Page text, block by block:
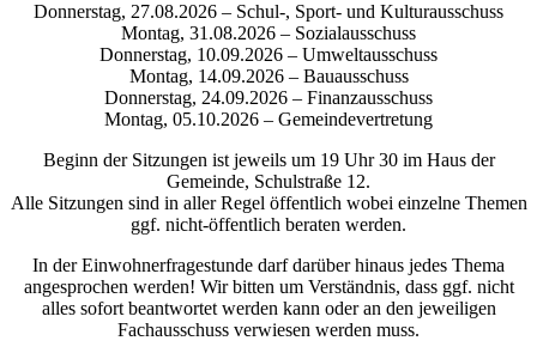
Donnerstag, 27.08.2026 – Schul-, Sport- und Kulturausschuss
Montag, 31.08.2026 – Sozialausschuss
Donnerstag, 10.09.2026 – Umweltausschuss
Montag, 14.09.2026 – Bauausschuss
Donnerstag, 24.09.2026 – Finanzausschuss
Montag, 05.10.2026 – Gemeindevertretung
Beginn der Sitzungen ist jeweils um 19 Uhr 30 im Haus der
Gemeinde, Schulstraße 12.
Alle Sitzungen sind in aller Regel öffentlich wobei einzelne Themen
ggf. nicht-öffentlich beraten werden.
In der Einwohnerfragestunde darf darüber hinaus jedes Thema
angesprochen werden! Wir bitten um Verständnis, dass ggf. nicht
alles sofort beantwortet werden kann oder an den jeweiligen
Fachausschuss verwiesen werden muss.